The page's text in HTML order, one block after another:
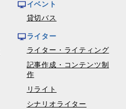
イベント
貸切バス
ライター
ライター・ライティング
記事作成・コンテンツ制
作
リライト
シナリオライター